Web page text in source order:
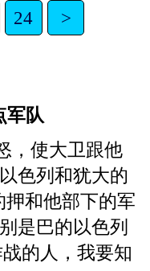
24 >
军队
，使大卫跟他
色列和犹大的
和他部下的军
是巴的以色列
的人，我要知